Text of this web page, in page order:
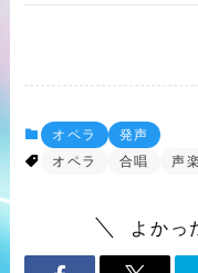
オペラ
発声
オペラ
合唱 声楽
よかっ